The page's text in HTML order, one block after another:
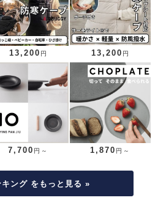
13,200 円 13,200 円
7,700 円～ 1,870 円～
キング をもっと見る »